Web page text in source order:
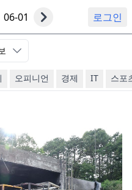
06-01 로그인
오피니언 경제 IT 스포